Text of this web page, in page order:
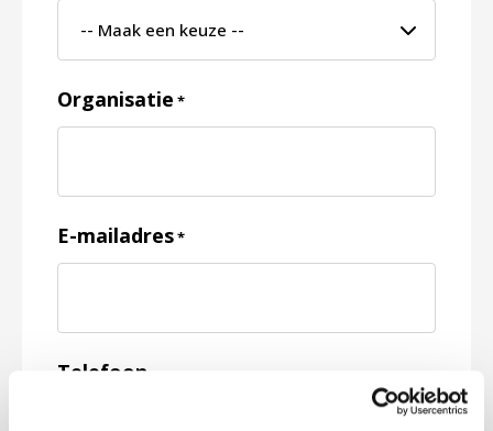
Organisatie *
E-mailadres*
Telefoon